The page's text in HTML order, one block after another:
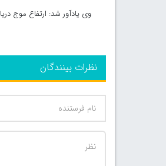
وی یادآور شد: ارتفاع موج دریا ۳۰ تا ۹۰ گاهی ۱۲۰ سانتی‌متر و در سواحل جنوبی در ساعاتی از بعدازظهر ۹۰ تا ۱۲۰ سانتی‌متر پیش بینی می‌شود.
نظرات بینندگان